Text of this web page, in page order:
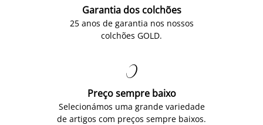
Garantia dos colchões
25 anos de garantia nos nossos
colchões GOLD.

Preço sempre baixo
Selecionámos uma grande variedade
de artigos com preços sempre baixos.